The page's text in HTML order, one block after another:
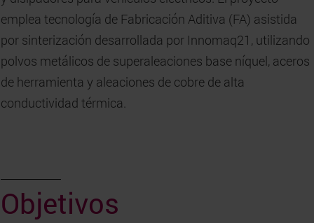
emplea tecnología de Fabricación Aditiva (FA) asistida
por sinterización desarrollada por Innomaq21, utilizando
polvos metálicos de superaleaciones base níquel, aceros
de herramienta y aleaciones de cobre de alta
conductividad térmica.
Objetivos